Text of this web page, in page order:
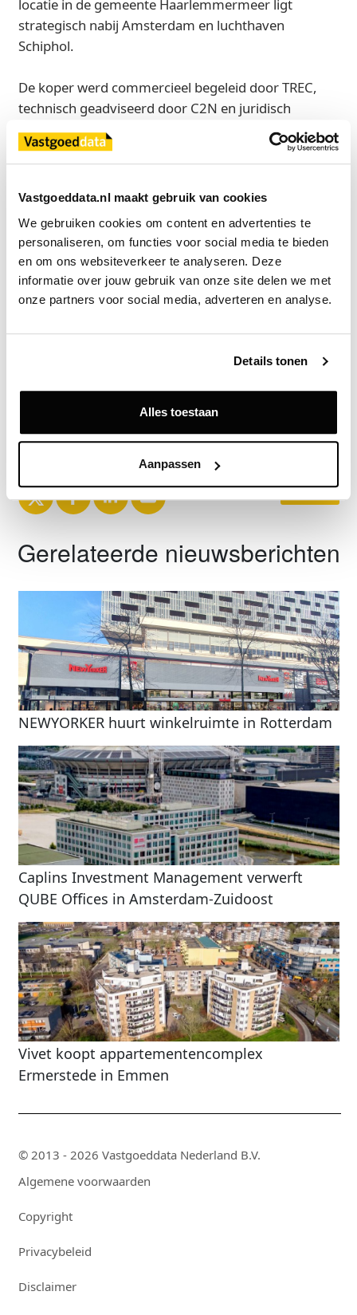
Vastgoeddata.nl maakt gebruik van cookies
We gebruiken cookies om content en advertenties te
personaliseren, om functies voor social media te bieden
en om ons websiteverkeer te analyseren. Deze
informatie over jouw gebruik van onze site delen we met
onze partners voor social media, adverteren en analyse.
Details tonen
Alles toestaan
Aanpassen
locatie in de gemeente Haarlemmermeer ligt
strategisch nabij Amsterdam en luchthaven
Schiphol.
De koper werd commercieel begeleid door TREC,
technisch geadviseerd door C2N en juridisch
bijgestaan door Core Notariaat. Namens de
verkoper traden JLL en investment manager
Uptown op. De verkoper werd technisch
geadviseerd door Amstelius en juridisch bijgestaan
Bron
TREC (Trinity Real Estate Company)
Exclusief voor licentiehouders
Deze informatie is alleen beschikbaar voor licentiehouders van
Vastgoeddata.
Vraag een demo aan
Terug
Gerelateerde nieuwsberichten
NEWYORKER huurt winkelruimte in Rotterdam
Caplins Investment Management verwerft
QUBE Offices in Amsterdam-Zuidoost
Vivet koopt appartementencomplex
Ermerstede in Emmen
© 2013 - 2026 Vastgoeddata Nederland B.V.
Algemene voorwaarden
Copyright
Privacybeleid
Disclaimer